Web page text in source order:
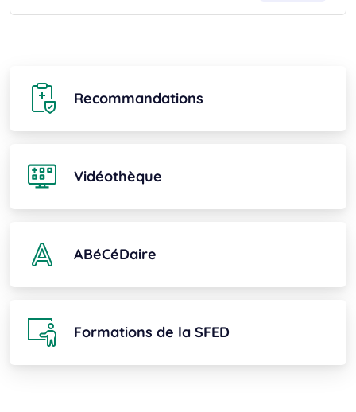
Recommandations
Vidéothèque
ABéCéDaire
Formations de la SFED